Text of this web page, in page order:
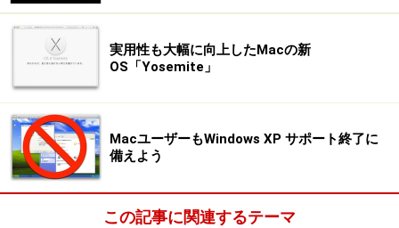
実用性も大幅に向上したMacの新
OS「Yosemite」
MacユーザーもWindows XP サポート終了に
備えよう
この記事に関連するテーマ